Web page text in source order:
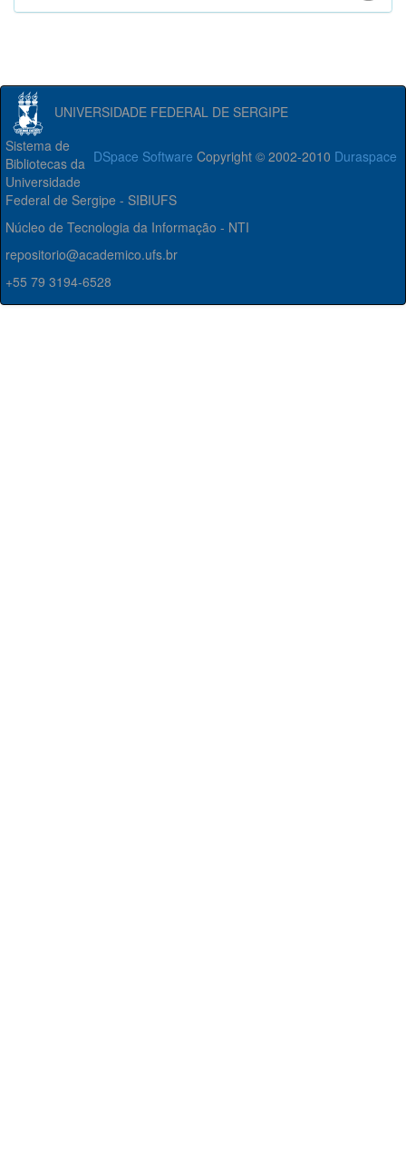
UNIVERSIDADE FEDERAL DE SERGIPE
DSpace Software Copyright © 2002-2010 Duraspace
Sistema de
Bibliotecas da
Universidade
Federal de Sergipe - SIBIUFS
Núcleo de Tecnologia da Informação - NTI
repositorio@academico.ufs.br
+55 79 3194-6528